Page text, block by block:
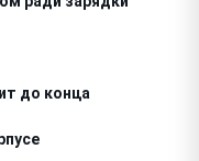
до конца